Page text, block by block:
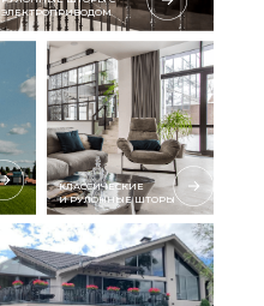
КЛАССИЧЕСКИЕ
И РУЛОННЫЕ ШТОРЫ
ЭЛЕКТРОПРИВОДОМ